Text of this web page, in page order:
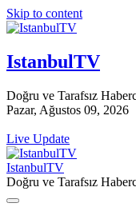
Skip to content
IstanbulTV
Doğru ve Tarafsız
Pazar, Ağustos 09, 2026
Live Update
IstanbulTV
Doğru ve Tarafsız